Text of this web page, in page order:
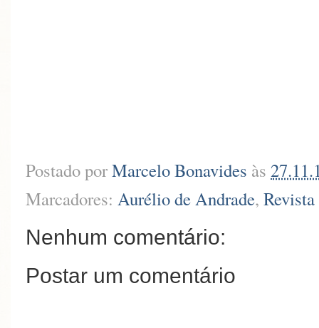
Postado porMarcelo Bonavides às
Marcadores: Aurélio de Andrade,
Nenhum comentário:
Postar um comentário